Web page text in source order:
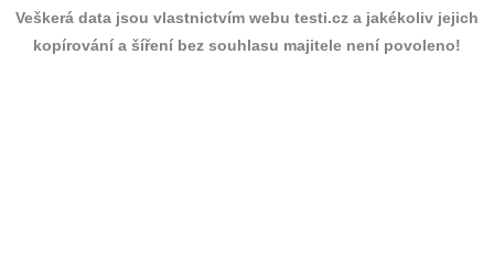
Veškerá data jsou vlastnictvím webu testi.cz a jakékoliv jejich
kopírování a šíření bez souhlasu majitele není povoleno!